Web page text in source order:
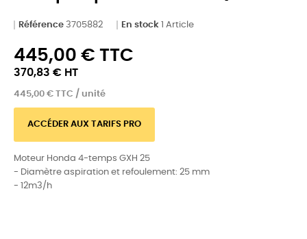
Référence 3705882 En stock 1 Article
445,00 € TTC
370,83 € HT
445,00 € TTC / unité
ACCÉDER AUX TARIFS PRO
Moteur Honda 4-temps GXH 25
- Diamètre aspiration et refoulement: 25 mm
- 12m3/h